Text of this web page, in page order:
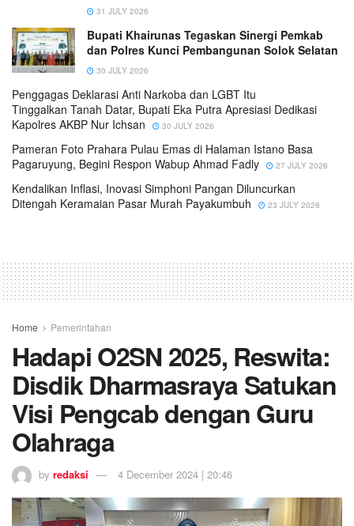
31 JULY 2026
Bupati Khairunas Tegaskan Sinergi Pemkab
dan Polres Kunci Pembangunan Solok Selatan
30 JULY 2026
Penggagas Deklarasi Anti Narkoba dan LGBT Itu
Tinggalkan Tanah Datar, Bupati Eka Putra Apresiasi Dedikasi
Kapolres AKBP Nur Ichsan
30 JULY 2026
Pameran Foto Prahara Pulau Emas di Halaman Istano Basa
Pagaruyung, Begini Respon Wabup Ahmad Fadly
27 JULY 2026
Kendalikan Inflasi, Inovasi Simphoni Pangan Diluncurkan
Ditengah Keramaian Pasar Murah Payakumbuh
23 JULY 2026
Home Pemerintahan
Hadapi O2SN 2025, Reswita:
Disdik Dharmasraya Satukan
Visi Pengcab dengan Guru
Olahraga
by redaksi 4 December 2024 | 20:46